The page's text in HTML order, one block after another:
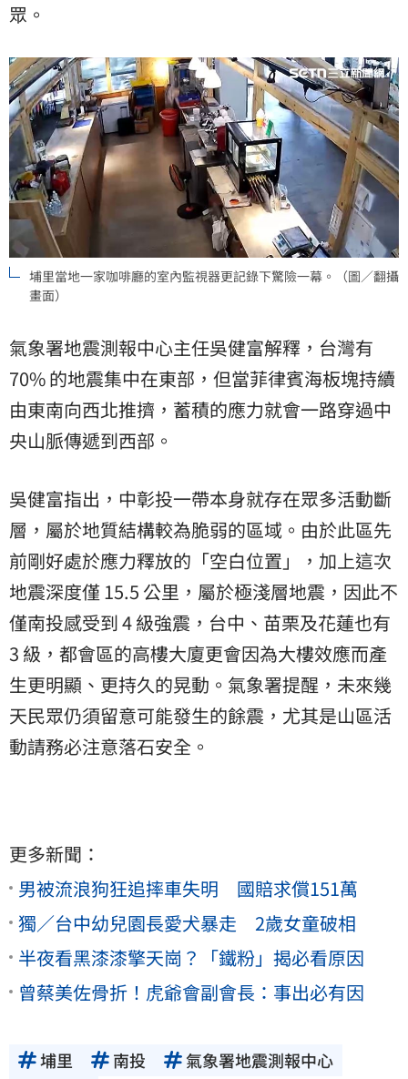
眾。
埔里當地一家咖啡廳的室內監視器更記錄下驚險一幕。（圖／翻攝
畫面）
氣象署地震測報中心主任吳健富解釋，台灣有
70% 的地震集中在東部，但當菲律賓海板塊持續
由東南向西北推擠，蓄積的應力就會一路穿過中
央山脈傳遞到西部。
吳健富指出，中彰投一帶本身就存在眾多活動斷
層，屬於地質結構較為脆弱的區域。由於此區先
前剛好處於應力釋放的「空白位置」，加上這次
地震深度僅 15.5 公里，屬於極淺層地震，因此不
僅南投感受到 4 級強震，台中、苗栗及花蓮也有
3 級，都會區的高樓大廈更會因為大樓效應而產
生更明顯、更持久的晃動。氣象署提醒，未來幾
天民眾仍須留意可能發生的餘震，尤其是山區活
動請務必注意落石安全。
更多新聞：
男被流浪狗狂追摔車失明 國賠求償151萬
獨／台中幼兒園長愛犬暴走 2歲女童破相
半夜看黑漆漆擎天崗？「鐵粉」揭必看原因
曾蔡美佐骨折！虎爺會副會長：事出必有因
埔里 南投 氣象署地震測報中心